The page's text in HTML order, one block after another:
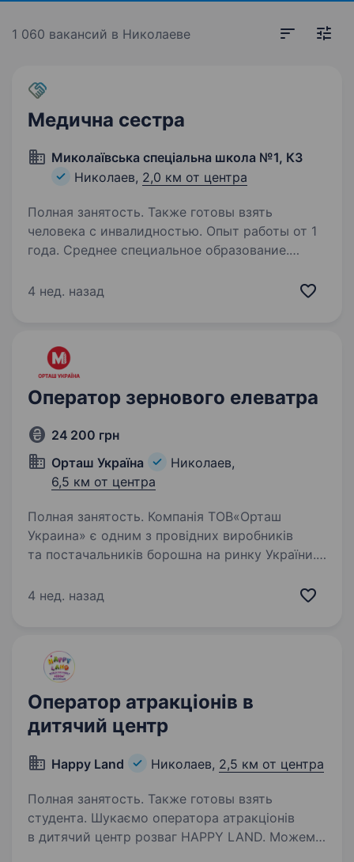
1 060 вакансий в Николаеве
Медична сестра
Миколаївська спеціальна школа №1, КЗ
Николаев, 2,0 км от центра
Полная занятость. Также готовы взять
человека с инвалидностью. Опыт работы от 1
года. Среднее специальное образование.
освіта; відповідальність, уважність,
в закладах освіти буде перевагою. Умови
роботи:…
4 нед. назад
Оператор зернового елеватра
24 200 грн
Орташ Україна
Николаев,
6,5 км от центра
Полная занятость. Компанія ТОВ«Орташ
Украина» є одним з провідних виробників
та постачальників борошна на ринку України.
ми шукаємо оператора зернового елеватра
4 нед. назад
Оператор атракціонів в
дитячий центр
Happy Land Николаев, 2,5 км от центра
Полная занятость. Также готовы взять
студента. Шукаємо оператора атракціонів
в дитячий центр розваг HAPPY LAND. Можемо